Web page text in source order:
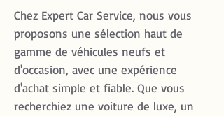
Chez Expert Car Service, nous vous
proposons une sélection haut de
gamme de véhicules neufs et
d'occasion, avec une expérience
d'achat simple et fiable. Que vous
recherchiez une voiture de luxe, un